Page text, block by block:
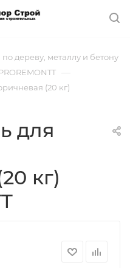
дереву, металлу и бетону
—
(20 кг)
для
кг)